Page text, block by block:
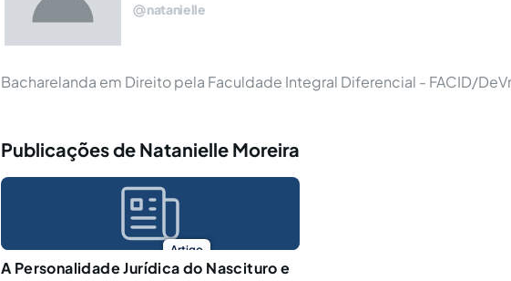
natanielle
Bacharelanda em Direito pela Faculdade Integral Diferencial - FACID/
Publicações de Natanielle Moreira
Artigo
A Personalidade Jurídica do Nascituro e